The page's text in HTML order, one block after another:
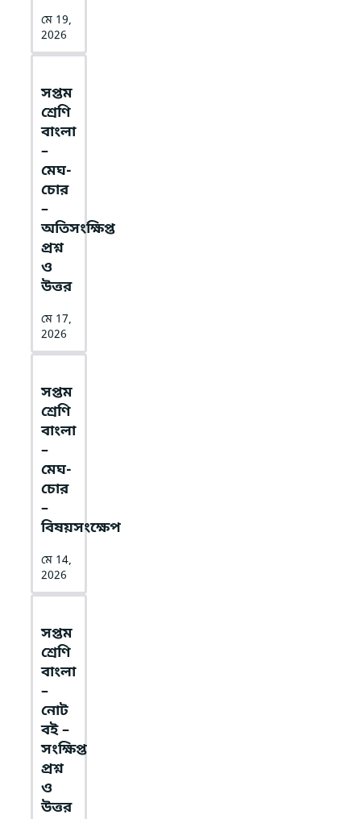
মে 19,
2026
সপ্তম
শ্রেণি
বাংলা
–
মেঘ-
চোর
–
অতিসংক্ষিপ্ত
প্রশ্ন
ও
উত্তর
মে 17,
2026
সপ্তম
শ্রেণি
বাংলা
–
মেঘ-
চোর
–
বিষয়সংক্ষেপ
মে 14,
2026
সপ্তম
শ্রেণি
বাংলা
–
নোট
বই –
সংক্ষিপ্ত
প্রশ্ন
ও
উত্তর